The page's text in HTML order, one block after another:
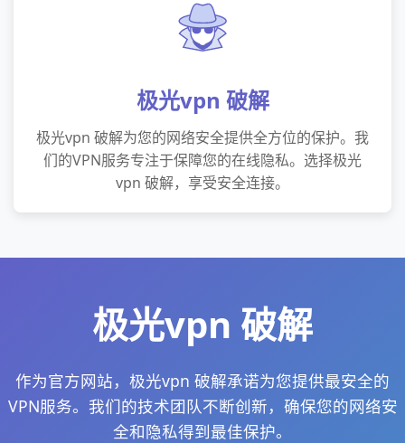
极光vpn 破解
极光vpn 破解为您的网络安全提供全方位的保护。我
们的VPN服务专注于保障您的在线隐私。选择极光
vpn 破解，享受安全连接。
极光vpn 破解
作为官方网站，极光vpn 破解承诺为您提供最安全的
VPN服务。我们的技术团队不断创新，确保您的网络安
全和隐私得到最佳保护。